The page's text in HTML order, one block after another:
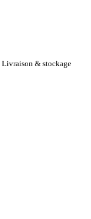
Livraison & stockage